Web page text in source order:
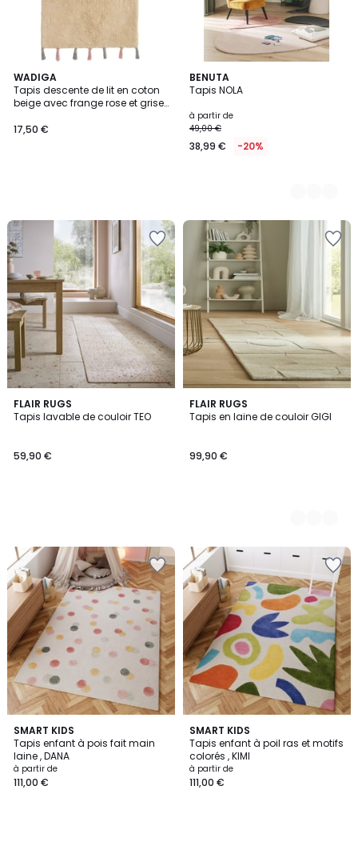
WADIGA
Tapis descente de lit en coton
beige avec frange rose et grise
17,50 €
BENUTA
Tapis NOLA
à partir de
49,00 €
38,99 € -20%
3
Couleurs
FLAIR RUGS
Tapis lavable de couloir TEO
59,90 €
FLAIR RUGS
Tapis en laine de couloir GIGI
99,90 €
2
Couleurs
SMART KIDS
Tapis enfant à pois fait main
laine , DANA
à partir de
111,00 €
SMART KIDS
Tapis enfant à poil ras et motifs
colorés , KIMI
à partir de
111,00 €